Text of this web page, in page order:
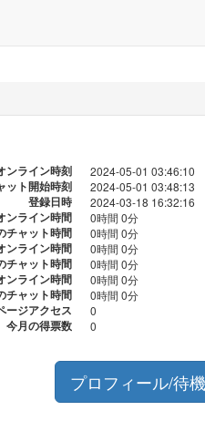
ンライン時刻 2024-05-01 03:46:10
ット開始時刻 2024-05-01 03:48:13
登録日時 2024-03-18 16:32:16
ンライン時間 0時間 0分
チャット時間 0時間 0分
ンライン時間 0時間 0分
チャット時間 0時間 0分
ンライン時間 0時間 0分
チャット時間 0時間 0分
ージアクセス 0
今月の得票数 0
プロフィール/待